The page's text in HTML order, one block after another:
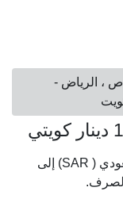
تحديث: الجمعة 07 أغسطس 2026, 01:55 ص ، الرياض -
يتم عرض أسعار الصرف من 1250 ريال سعودي ( SAR) إلى